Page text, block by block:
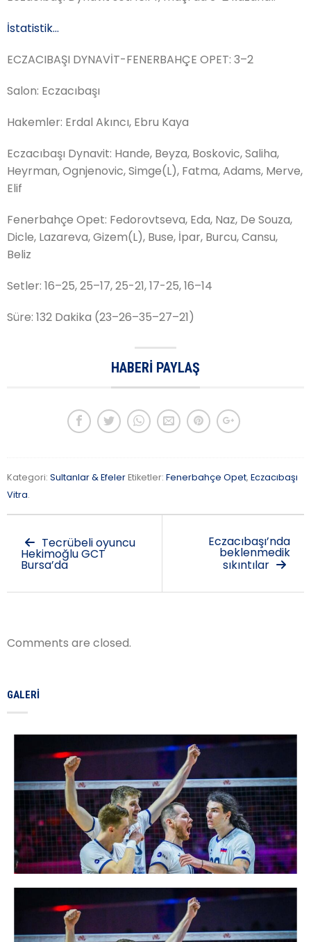
İstatistik…
ECZACIBAŞI DYNAVİT-FENERBAHÇE OPET: 3–2
Salon: Eczacıbaşı
Hakemler: Erdal Akıncı, Ebru Kaya
Eczacıbaşı Dynavit: Hande, Beyza, Boskovic, Saliha,
Heyrman,Ognjenovic,Simge(L), Fatma, Adams, Merve,
Elif
Fenerbahçe Opet: Fedorovtseva, Eda, Naz, De Souza,
Dicle, Lazareva, Gizem(L), Buse, İpar, Burcu, Cansu,
Beliz
Setler: 16–25,25–17,25-21, 17-25, 16–14
Süre: 132 Dakika (23–26–35–27–21)
HABERI PAYLAŞ
Kategori: Sultanlar & EfelerEtiketler: Fenerbahçe Opet, Eczacıbaşı
Vitra.
Tecrübeli oyuncu
Hekimoğlu GCT
Bursa’da
Eczacıbaşı’nda
beklenmedik
sıkıntılar
Comments are closed.
GALERI